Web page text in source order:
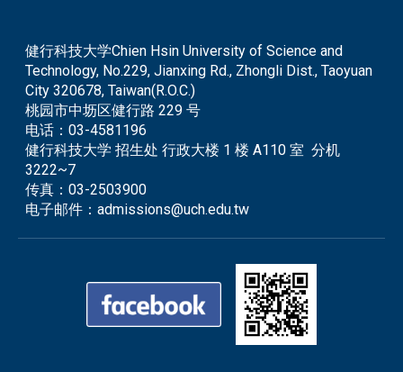
健行科技大学Chien Hsin University of Science and
Technology, No.229, Jianxing Rd., Zhongli Dist., Taoyuan
City 320678, Taiwan(R.O.C.)
桃园市中坜区健行路 229 号
电话：03-4581196
健行科技大学 招生处 行政大楼 1 楼 A110 室 分机
3222~7
传真：03-2503900
电子邮件：admissions@uch.edu.tw